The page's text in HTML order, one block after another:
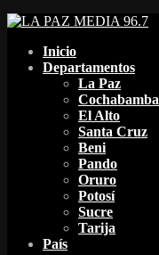
Inicio
Departamentos
La Paz
Cochabamba
El Alto
Santa Cruz
Beni
Pando
Oruro
Potosí
Sucre
Tarija
País